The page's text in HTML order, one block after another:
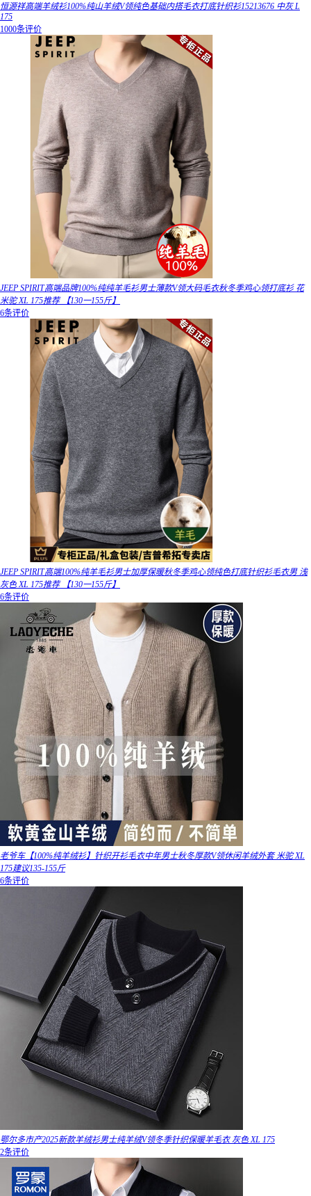
恒源祥高端羊绒衫100%纯山羊绒V领纯色基础内搭毛衣打底针织衫15213676 中灰 L
175
1000条评价
JEEP SPIRIT高端品牌100%纯纯羊毛衫男士薄款V领大码毛衣秋冬季鸡心领打底衫 花
米驼 XL 175推荐 【130一155斤】
6条评价
JEEP SPIRIT高端100%纯羊毛衫男士加厚保暖秋冬季鸡心领纯色打底针织衫毛衣男 浅
灰色 XL 175推荐 【130一155斤】
6条评价
老爷车【100%纯羊绒衫】针织开衫毛衣中年男士秋冬厚款V领休闲羊绒外套 米驼 XL
175建议135-155斤
6条评价
鄂尔多市产2025新款羊绒衫男士纯羊绒V领冬季针织保暖羊毛衣 灰色 XL 175
2条评价